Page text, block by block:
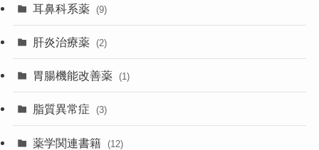
耳鼻科系薬 (9)
肝炎治療薬 (2)
胃腸機能改善薬 (1)
脂質異常症 (3)
薬学関連書籍 (12)